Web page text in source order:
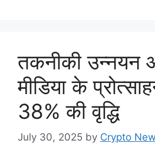
तकनीकी उन्नयन
मीडिया के
38% की वृद्धि
July 30, 2025 by Crypto